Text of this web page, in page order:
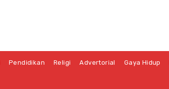
Pendidikan Religi Advertorial Gaya Hidup